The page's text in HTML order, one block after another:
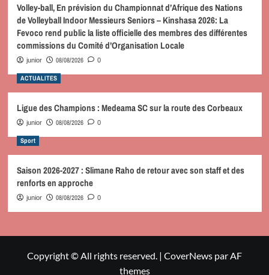
Volley-ball, En prévision du Championnat d’Afrique des Nations
de Volleyball Indoor Messieurs Seniors – Kinshasa 2026: La
Fevoco rend public la liste officielle des membres des différentes
commissions du Comité d’Organisation Locale
junior 08/08/2026 0
ACTUALITES
Ligue des Champions : Medeama SC sur la route des Corbeaux
junior 08/08/2026 0
Sport
Saison 2026-2027 : Slimane Raho de retour avec son staff et des
renforts en approche
junior 08/08/2026 0
Copyright © All rights reserved. | CoverNews par AF
themes